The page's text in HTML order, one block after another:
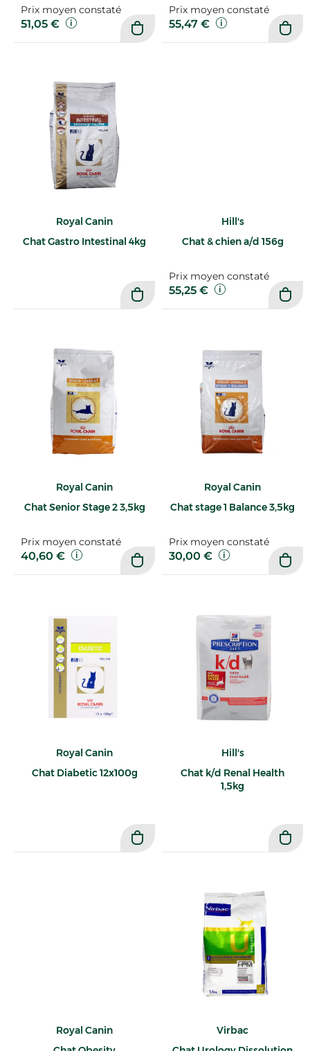
Prix moyen constaté
51,05 €
Prix moyen constaté
55,47 €
Royal Canin
Chat Gastro Intestinal 4kg
Hill's
Chat & chien a/d 156g
Prix moyen constaté
55,25 €
Royal Canin
Chat Senior Stage 2 3,5kg
Prix moyen constaté
40,60 €
Royal Canin
Chat stage 1 Balance 3,5kg
Prix moyen constaté
30,00 €
Royal Canin
Chat Diabetic 12x100g
Hill's
Chat k/d Renal Health
1,5kg
Royal Canin
Virbac